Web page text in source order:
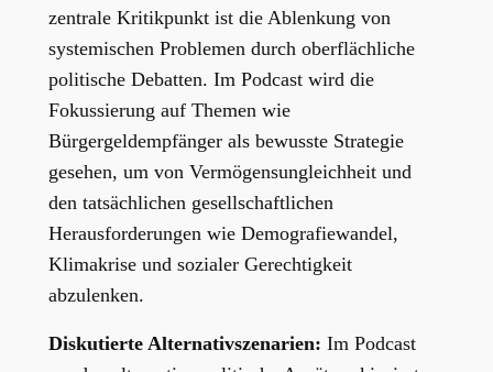
zentrale Kritikpunkt ist die Ablenkung von
systemischen Problemen durch oberflächliche
politische Debatten. Im Podcast wird die
Fokussierung auf Themen wie
Bürgergeldempfänger als bewusste Strategie
gesehen, um von Vermögensungleichheit und
den tatsächlichen gesellschaftlichen
Herausforderungen wie Demografiewandel,
Klimakrise und sozialer Gerechtigkeit
abzulenken.
Diskutierte Alternativszenarien: Im Podcast